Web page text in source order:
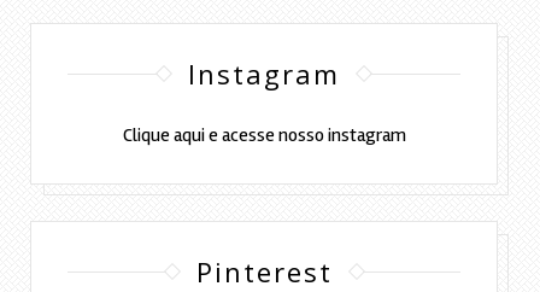
Instagram
Clique aqui e acesse nosso instagram
Pinterest